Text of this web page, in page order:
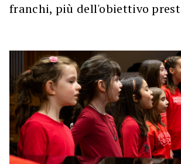
franchi, più dell'obiettivo